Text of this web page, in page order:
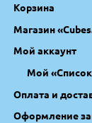
Корзина
Магазин
Мой аккаунт
Мой
Оплата и
Оформление